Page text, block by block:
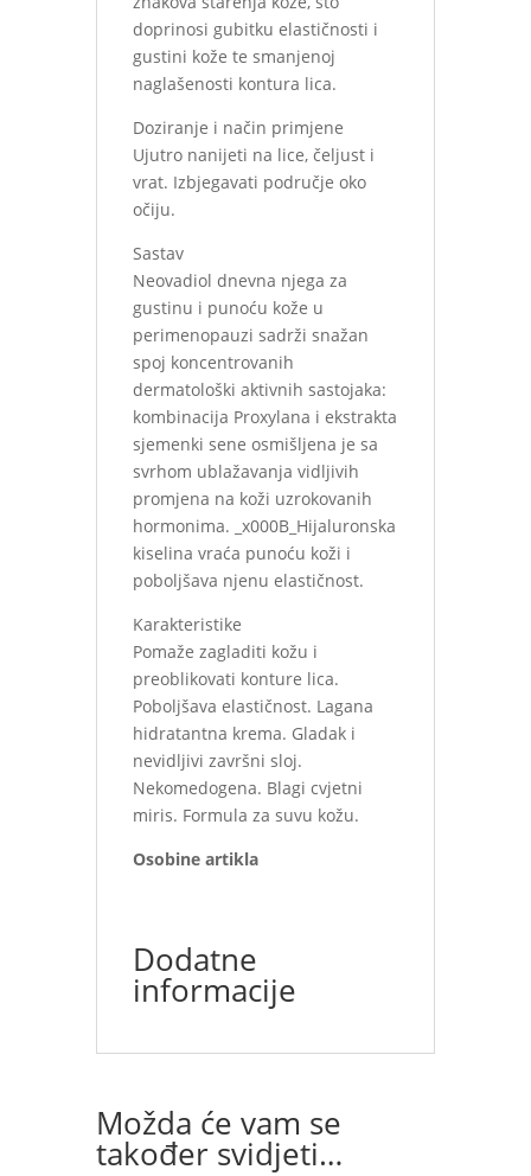
doprinosi gubitku elastičnosti i
gustini kože te smanjenoj
naglašenosti kontura lica.
Doziranje i način primjene
Ujutro nanijeti na lice, čeljust i
vrat. Izbjegavati područje oko
očiju.
Sastav
Neovadiol dnevna njega za
gustinu i punoću kože u
perimenopauzi sadrži snažan
spoj koncentrovanih
dermatološki aktivnih sastojaka:
kombinacija Proxylana i ekstrakta
sjemenki sene osmišljena je sa
svrhom ublažavanja vidljivih
promjena na koži uzrokovanih
hormonima. _x000B_Hijaluronska
kiselina vraća punoću koži i
poboljšava njenu elastičnost.
Karakteristike
Pomaže zagladiti kožu i
preoblikovati konture lica.
Poboljšava elastičnost. Lagana
hidratantna krema. Gladak i
nevidljivi završni sloj.
Nekomedogena. Blagi cvjetni
miris. Formula za suvu kožu.
Osobine artikla
Dodatne
informacije
Možda će vam se
također svidjeti…